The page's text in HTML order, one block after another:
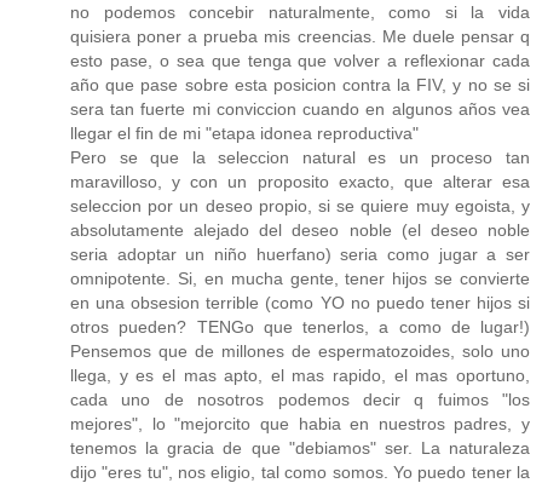
no podemos concebir naturalmente, como si la vida
quisiera poner a prueba mis creencias. Me duele pensar q
esto pase, o sea que tenga que volver a reflexionar cada
año que pase sobre esta posicion contra la FIV, y no se si
sera tan fuerte mi conviccion cuando en algunos años vea
llegar el fin de mi "etapa idonea reproductiva"
Pero se que la seleccion natural es un proceso tan
maravilloso, y con un proposito exacto, que alterar esa
seleccion por un deseo propio, si se quiere muy egoista, y
absolutamente alejado del deseo noble (el deseo noble
seria adoptar un niño huerfano) seria como jugar a ser
omnipotente. Si, en mucha gente, tener hijos se convierte
en una obsesion terrible (como YO no puedo tener hijos si
otros pueden? TENGo que tenerlos, a como de lugar!)
Pensemos que de millones de espermatozoides, solo uno
llega, y es el mas apto, el mas rapido, el mas oportuno,
cada uno de nosotros podemos decir q fuimos "los
mejores", lo "mejorcito que habia en nuestros padres, y
tenemos la gracia de que "debiamos" ser. La naturaleza
dijo "eres tu", nos eligio, tal como somos. Yo puedo tener la